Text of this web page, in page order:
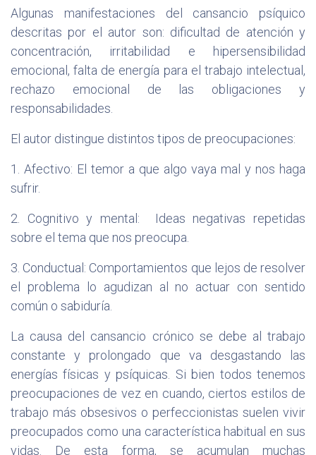
Algunas manifestaciones del cansancio psíquico
descritas por el autor son: dificultad de atención y
concentración, irritabilidad e hipersensibilidad
emocional, falta de energía para el trabajo intelectual,
rechazo emocional de las obligaciones y
responsabilidades.
El autor distingue distintos tipos de preocupaciones:
1. Afectivo: El temor a que algo vaya mal y nos haga
sufrir.
2. Cognitivo y mental: Ideas negativas repetidas
sobre el tema que nos preocupa.
3. Conductual: Comportamientos que lejos de resolver
el problema lo agudizan al no actuar con sentido
común o sabiduría.
La causa del cansancio crónico se debe al trabajo
constante y prolongado que va desgastando las
energías físicas y psíquicas. Si bien todos tenemos
preocupaciones de vez en cuando, ciertos estilos de
trabajo más obsesivos o perfeccionistas suelen vivir
preocupados como una característica habitual en sus
vidas. De esta forma, se acumulan muchas